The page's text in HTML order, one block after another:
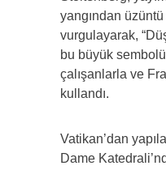
yangından
vurgulayarak,
bu büyük
çalışanlarla ve
kullandı.
Vatikan’dan
Dame